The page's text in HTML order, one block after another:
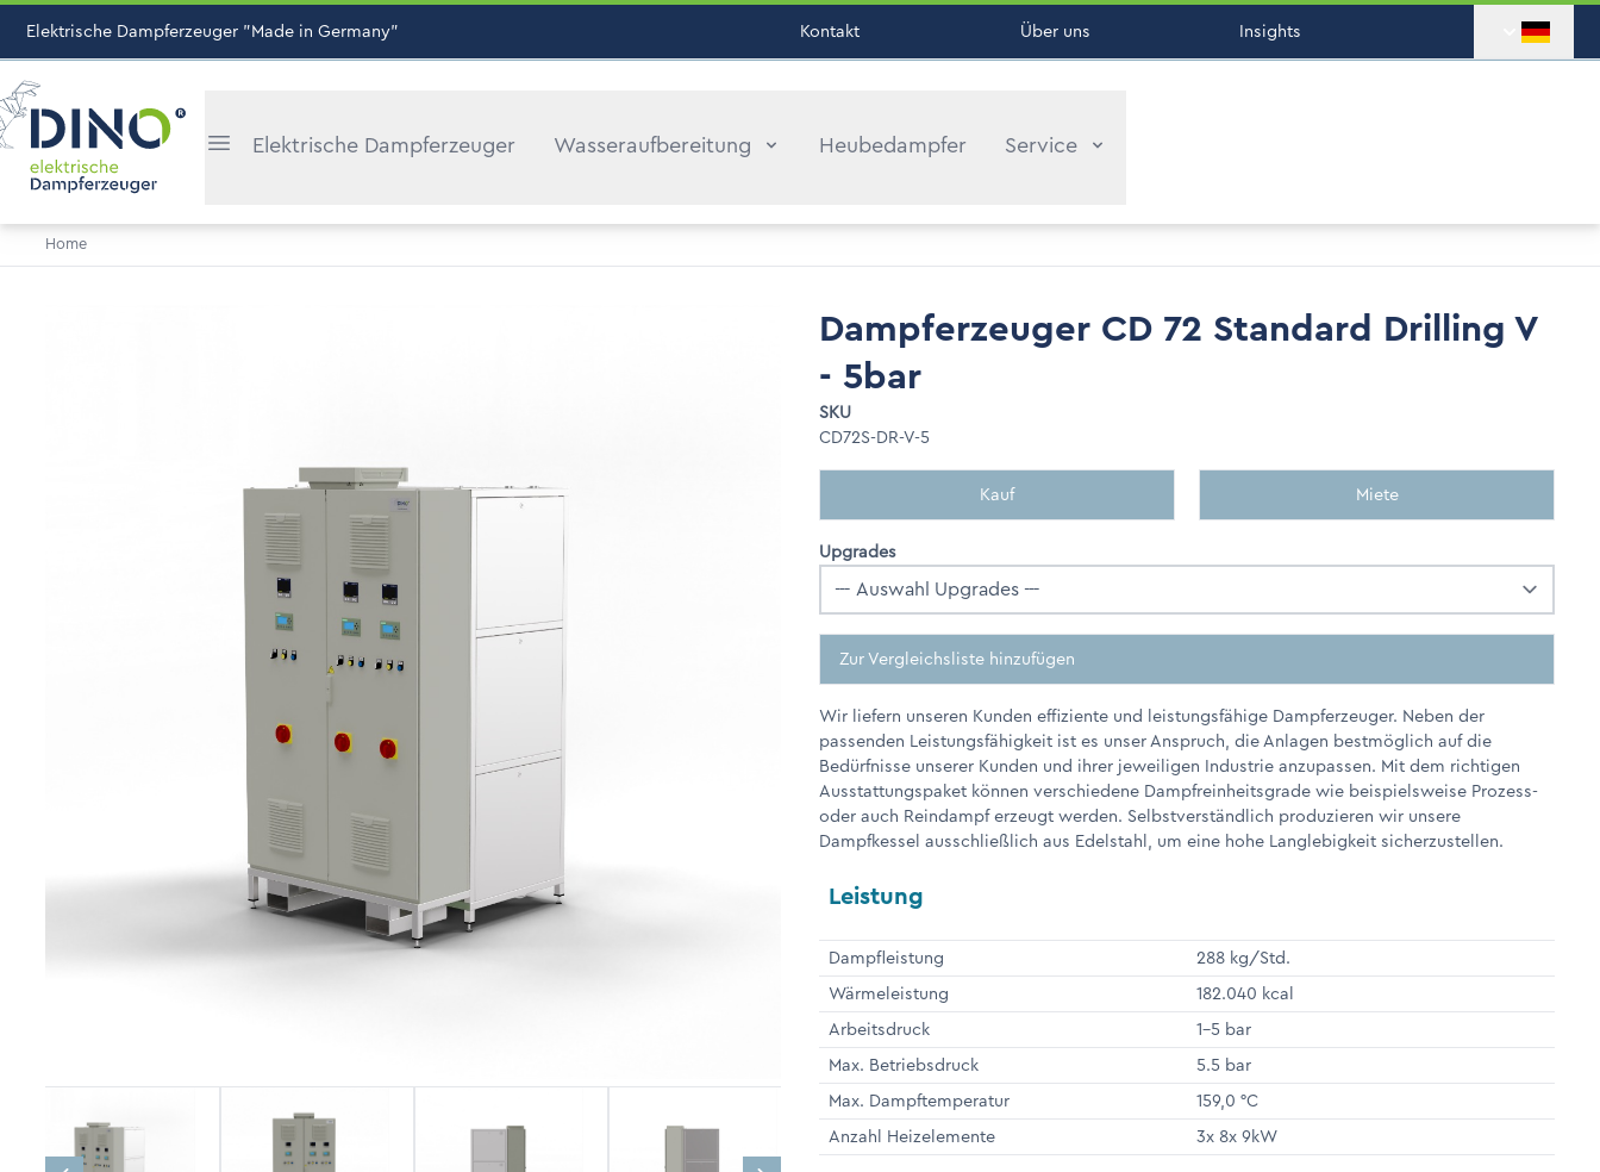
Elektrische Dampferzeuger "Made in Germany" Kontakt Über uns Insights
Elektrische Dampferzeuger Wasseraufbereitung Heubedampfer Service
Home
Dampferzeuger CD 72 Standard Drilling V
- 5bar
SKU
CD72S-DR-V-5
Kauf Miete
Upgrades
Zur Vergleichsliste hinzufügen
Wir liefern unseren Kunden effiziente und leistungsfähige Dampferzeuger. Neben der
passenden Leistungsfähigkeit ist es unser Anspruch, die Anlagen bestmöglich auf die
Bedürfnisse unserer Kunden und ihrer jeweiligen Industrie anzupassen. Mit dem richtigen
Ausstattungspaket können verschiedene Dampfreinheitsgrade wie beispielsweise Prozess-
oder auch Reindampf erzeugt werden. Selbstverständlich produzieren wir unsere
Dampfkessel ausschließlich aus Edelstahl, um eine hohe Langlebigkeit sicherzustellen.
Leistung
Dampfleistung
288 kg/Std.
Wärmeleistung
182.040 kcal
Arbeitsdruck
1-5 bar
Max. Betriebsdruck
5.5 bar
Max. Dampftemperatur
159,0 °C
Anzahl Heizelemente
3x 8x 9kW